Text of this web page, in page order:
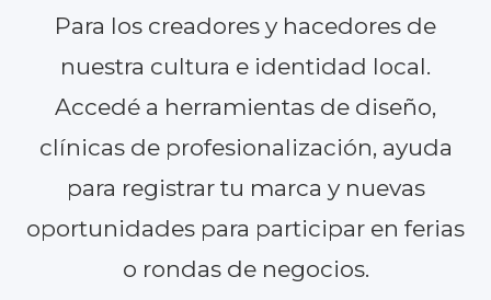
Para los creadores y hacedores de
nuestra cultura e identidad local.
Accedé a herramientas de diseño,
clínicas de profesionalización, ayuda
para registrar tu marca y nuevas
oportunidades para participar en ferias
o rondas de negocios.